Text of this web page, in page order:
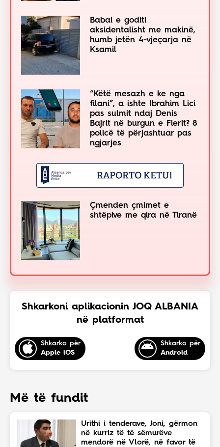
Babai e goditi
aksidentalisht me makinë,
humb jetën 4-vjeçarja në
Ksamil
“Këtë mesazh e ke nga
filani”, a ishte Ibrahim Lici
pas sulmit ndaj Denis
Bajrit në burgun e Fierit? 8
policë të përjashtuar pas
ngjarjes
Çmenden çmimet e
shtëpive me qira në Tiranë
Shkarkoni aplikacionin JOQ ALBANIA
në platformat
Shkarko për
Apple iOS
Shkarko për
Android
Më të fundit
Urithi i tenderave, Joni, gërmon
në kurriz të të sëmurëve
mendorë në Vlorë, në favor të